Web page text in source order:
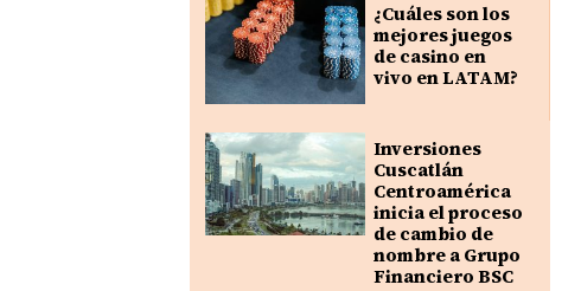
¿Cuáles son los
mejores juegos
de casino en
vivo en LATAM?
Inversiones
Cuscatlán
Centroamérica
inicia el proceso
de cambio de
nombre a Grupo
Financiero BSC